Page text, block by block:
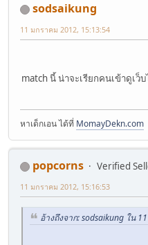
sodsaikung
11 มกราคม 2012, 15:13:54
match นี้ น่าจะเรียกคนเข้าดูเว็
หาเด็กเอน ได้ที่ MomayDekn.com
popcorns
Verified
11 มกราคม 2012, 15:16:53
อ้างถึงจาก: sodsaikung ใน